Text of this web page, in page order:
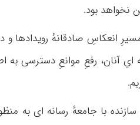
نخواهد بود.
انعکاسِ صادقانهٔ رویدادها
آنان، رفعِ موانعِ دسترسی به
با جامعهٔ رسانه ای به